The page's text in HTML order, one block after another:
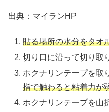
出典：マイランHP
貼る場所の水分をタオ
切り口に沿って切り取
ホクナリンテープを取
指で触わると粘着力が
ホクナリンテープを山